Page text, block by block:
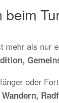
beim
mehr als nur
oder